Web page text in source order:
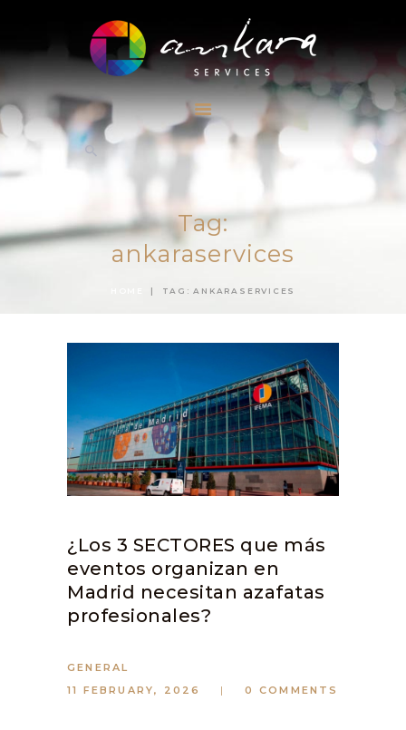
Tag:
ankaraservices
TAG: ANKARASERVICES
NUESTROS
SERVICIOS
EVENTOS
SOBRE
NOSOTROS
CONTACTO
¿Los 3 SECTORES que más
eventos organizan en
Madrid necesitan azafatas
profesionales?
GENERAL
11 FEBRUARY, 2026
0 COMMENTS